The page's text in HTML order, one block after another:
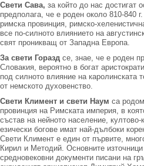
Свети Сава, за който до нас достигат
предполага, че е роден около 810-840
римска провинция, римско-
все по-силното влиянието на
свят проникващ от Западна Европа.
За свети Горазд се, знае, че е роден
Словакия, вероятно в богат
под силното влияние на каролинската
от немското духовенство.
Свети Климент и свети Наум са
провинция на Римската империя, в
състав на нейното население, култово-
езически богове имат най-дълбоки
Свети Климент е един от първите,
Кирил и Методий. Основните
средновековни документи писани на